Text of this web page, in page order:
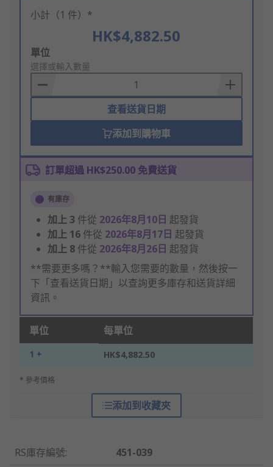
小計（1 件）*
HK$4,882.50
Add
to
Basket
單位
選擇或輸入數量
查看送貨日期
添加到購物車
訂單超過 HK$250.00 免費送貨
有庫存
加上3 件從 2026年8月10日 起發貨
加上 16 件從 2026年8月17日 起發貨
加上 8 件從 2026年8月26日 起發貨
**需要更多嗎？**輸入您需要的數量，然後按一
下「查看送貨日期」以查詢更多庫存和送貨詳細
資訊。
單位 每單位
1 + HK$4,882.50
* 參考價格
添加到收藏夾
RS庫存編號:
451-039